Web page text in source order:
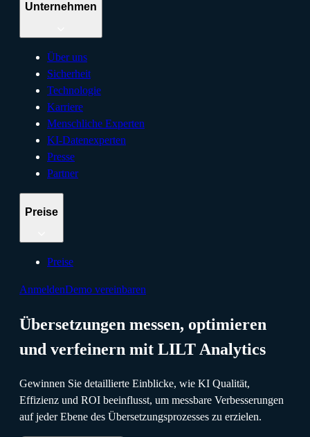
Unternehmen
Über uns
Sicherheit
Technologie
Karriere
Menschliche Experten
KI-Datenexperten
Presse
Partner
Preise
Preise
AnmeldenDemo vereinbaren
Übersetzungen messen, optimieren
und verfeinern mit LILT Analytics
Gewinnen Sie detaillierte Einblicke, wie KI Qualität,
Effizienz und ROI beeinflusst, um messbare Verbesserungen
auf jeder Ebene des Übersetzungsprozesses zu erzielen.